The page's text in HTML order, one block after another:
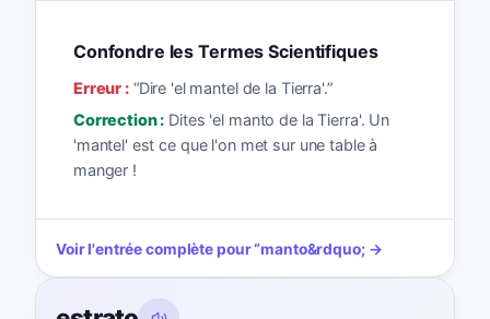
Confondre les Termes Scientifiques
Erreur :“Dire 'el mantel de la Tierra'.”
Correction : Dites 'el manto de la Tierra'. Un
'mantel' est ce que l'on met sur une table à
manger !
Voir l'entrée complète pour“manto&rdquo; →